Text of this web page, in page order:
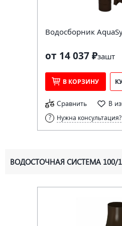
Водосборник
от 14 037 ₽зашт
В КОРЗИНУ
Сравнить В
Нужна консультация?
ВОДОСТОЧНАЯ СИСТЕМА 100/